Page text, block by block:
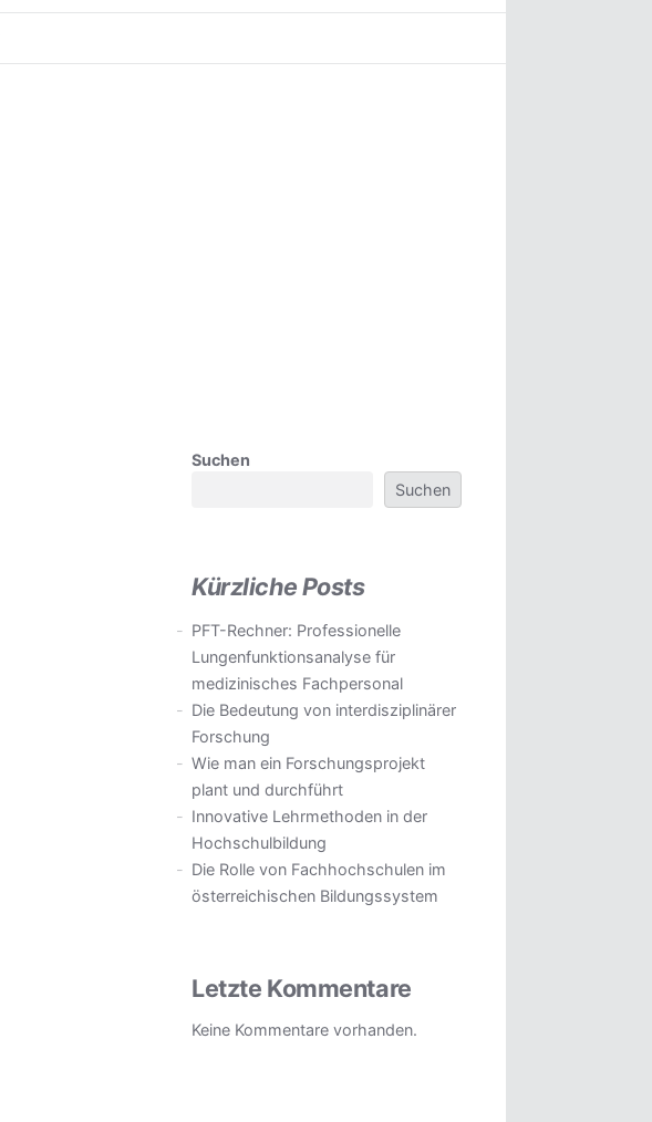
Suchen
Suchen
Kürzliche Posts
PFT-Rechner: Professionelle
Lungenfunktionsanalyse für
medizinisches Fachpersonal
Die Bedeutung von interdisziplinärer
Forschung
Wie man ein Forschungsprojekt
plant und durchführt
Innovative Lehrmethoden in der
Hochschulbildung
Die Rolle von Fachhochschulen im
österreichischen Bildungssystem
Letzte Kommentare
Keine Kommentare vorhanden.